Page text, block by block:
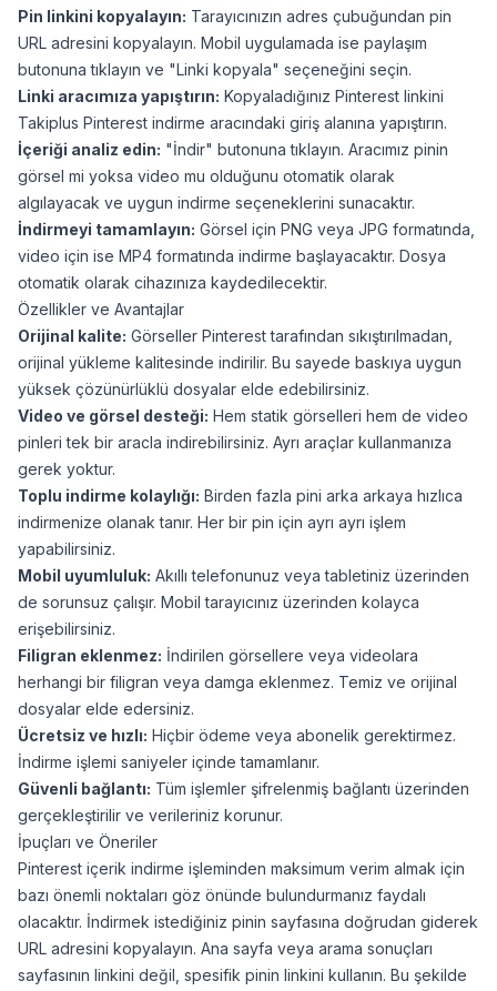
Pin linkini kopyalayın: Tarayıcınızın adres çubuğundan pin
URL adresini kopyalayın. Mobil uygulamada ise paylaşım
butonuna tıklayın ve "Linki kopyala" seçeneğini seçin.
Linki aracımıza yapıştırın: Kopyaladığınız Pinterest linkini
Takiplus Pinterest indirme aracındaki giriş alanına yapıştırın.
İçeriği analiz edin: "İndir" butonuna tıklayın. Aracımız pinin
görsel mi yoksa video mu olduğunu otomatik olarak
algılayacak ve uygun indirme seçeneklerini sunacaktır.
İndirmeyi tamamlayın: Görsel için PNG veya JPG formatında,
video için ise MP4 formatında indirme başlayacaktır. Dosya
otomatik olarak cihazınıza kaydedilecektir.
Özellikler ve Avantajlar
Orijinal kalite: Görseller Pinterest tarafından sıkıştırılmadan,
orijinal yükleme kalitesinde indirilir. Bu sayede baskıya uygun
yüksek çözünürlüklü dosyalar elde edebilirsiniz.
Video ve görsel desteği: Hem statik görselleri hem de video
pinleri tek bir aracla indirebilirsiniz. Ayrı araçlar kullanmanıza
gerek yoktur.
Toplu indirme kolaylığı: Birden fazla pini arka arkaya hızlıca
indirmenize olanak tanır. Her bir pin için ayrı ayrı işlem
yapabilirsiniz.
Mobil uyumluluk: Akıllı telefonunuz veya tabletiniz üzerinden
de sorunsuz çalışır. Mobil tarayıcınız üzerinden kolayca
erişebilirsiniz.
Filigran eklenmez: İndirilen görsellere veya videolara
herhangi bir filigran veya damga eklenmez. Temiz ve orijinal
dosyalar elde edersiniz.
Ücretsiz ve hızlı: Hiçbir ödeme veya abonelik gerektirmez.
İndirme işlemi saniyeler içinde tamamlanır.
Güvenli bağlantı: Tüm işlemler şifrelenmiş bağlantı üzerinden
gerçekleştirilir ve verileriniz korunur.
İpuçları ve Öneriler
Pinterest içerik indirme işleminden maksimum verim almak için
bazı önemli noktaları göz önünde bulundurmanız faydalı
olacaktır. İndirmek istediğiniz pinin sayfasına doğrudan giderek
URL adresini kopyalayın. Ana sayfa veya arama sonuçları
sayfasının linkini değil, spesifik pinin linkini kullanın. Bu şekilde